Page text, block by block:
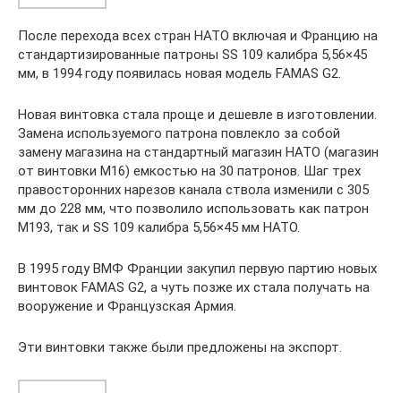
После перехода всех стран НАТО включая и Францию на
стандартизированные патроны SS 109 калибра 5,56×45
мм, в 1994 году появилась новая модель FAMAS G2.
Новая винтовка стала проще и дешевле в изготовлении.
Замена используемого патрона повлекло за собой
замену магазина на стандартный магазин НАТО (магазин
от винтовки М16) емкостью на 30 патронов. Шаг трех
правосторонних нарезов канала ствола изменили с 305
мм до 228 мм, что позволило использовать как патрон
М193, так и SS 109 калибра 5,56×45 мм НАТО.
В 1995 году ВМФ Франции закупил первую партию новых
винтовок FAMAS G2, а чуть позже их стала получать на
вооружение и Французская Армия.
Эти винтовки также были предложены на экспорт.